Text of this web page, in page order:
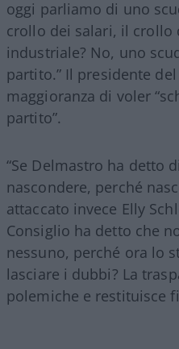
oggi parliamo di uno
crollo dei salari, il crollo
industriale? No, uno
partito.” Il presidente
maggioranza di voler
partito”.
“Se Delmastro ha detto
nascondere, perché
attaccato invece Elly
Consiglio ha detto che
nessuno, perché ora lo
lasciare i dubbi? La
polemiche e restituisce